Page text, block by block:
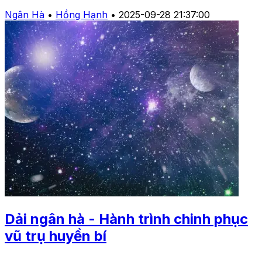
Ngân Hà • Hồng Hạnh • 2025-09-28 21:37:00
Dải ngân hà - Hành trình chinh phục
vũ trụ huyền bí